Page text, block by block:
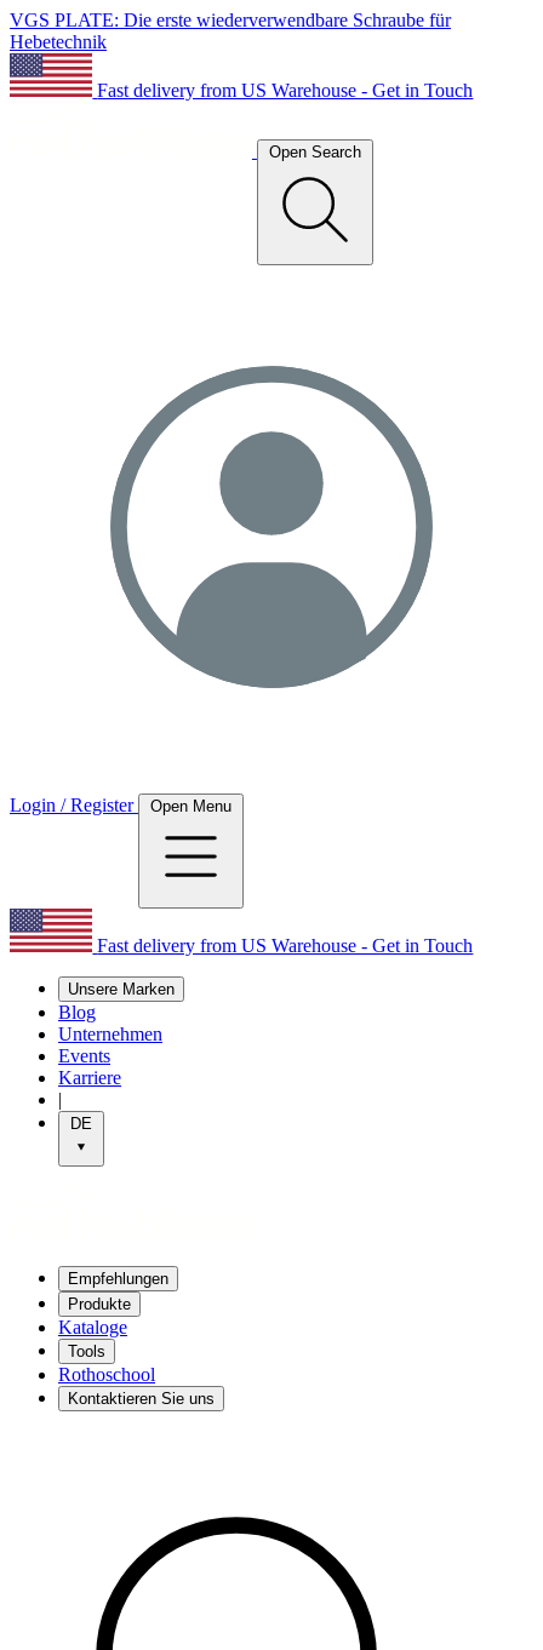
VGS PLATE: Die erste wiederverwendbare Schraube für
Hebetechnik
Fast delivery from US Warehouse - Get in Touch
Open Search
Login / Register Open Menu
Fast delivery from US Warehouse - Get in Touch
Unsere Marken
Blog
Unternehmen
Events
Karriere
|
DE
Empfehlungen
Produkte
Kataloge
Tools
Rothoschool
Kontaktieren Sie uns